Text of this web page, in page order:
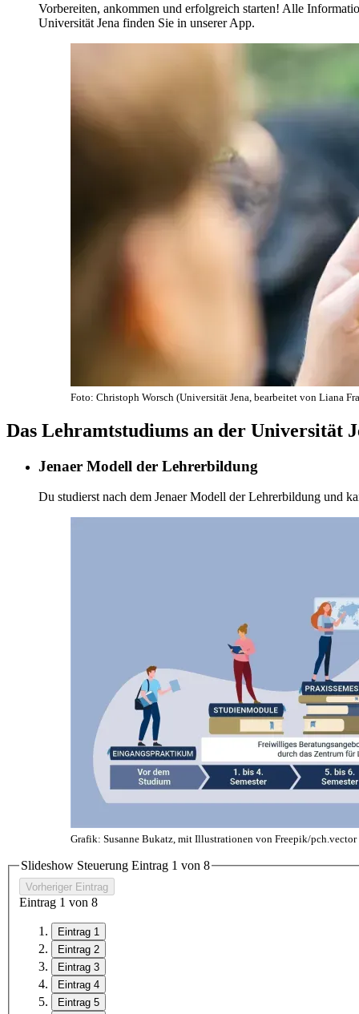
Vorbereiten, ankommen und erfolgreich starten! Alle
Universität Jena finden Sie in unserer App.
Foto: Christoph Worsch (Universität Jena, bearbeitet von Liana
Das Lehramtstudiums an der Universität
Jenaer Modell der Lehrerbildung
Du studierst nach dem Jenaer Modell der Lehrerbildung und
Grafik: Susanne Bukatz, mit Illustrationen von Freepik/pch.vector
Slideshow Steuerung Eintrag 1 von 8
Vorheriger Eintrag
Eintrag 1 von 8
Eintrag 1
Eintrag 2
Eintrag 3
Eintrag 4
Eintrag 5